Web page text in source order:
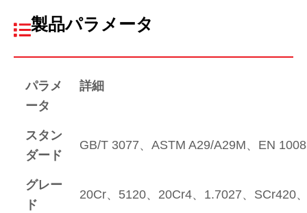
製品パラメータ
パラメ
ータ
詳細
スタン
ダード
GB/T 3077、ASTM A29/A29M、EN
グレー
ド
20Cr、5120、20Cr4、1.7027、SCr420